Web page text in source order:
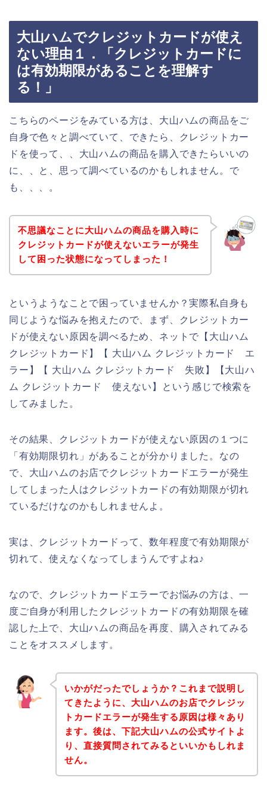
大山ハムでクレジットカードが使え
ない理由１．「クレジットカードに
は有効期限があることを理解す
る！」
こちらのページをみている方は、大山ハムの商品をご
自身で色々と調べていて、できたら、クレジットカー
ドを使って、、大山ハムの商品を購入できたらいいの
に、、と、思って調べているのかもしれません。で
も、、、。
不思議なことに大山ハムの商品を購入時に
クレジットカードが使えないエラーが発生
して困った状態になってしまった！
というようなことで困っていませんか？実際私自身も
同じような悩みを抱えたので、まず、クレジットカー
ドが使えない原因を調べるため、ネットで【大山ハム
クレジットカード】【 大山ハム クレジットカード エ
ラー】【 大山ハム クレジットカード 失敗】【大山ハ
ム クレジットカード 使えない】という感じで検索を
してみました。
その結果、クレジットカードが使えない原因の１つに
「有効期限切れ」があることが分かりました。なの
で、大山ハムのお店でクレジットカードエラーが発生
してしまった人はクレジットカードの有効期限が切れ
ているだけなのかもしれませんよ。
実は、クレジットカードって、数年程度で有効期限が
切れて、使えなくなってしまうんですよね♪
なので、クレジットカードエラーでお悩みの方は、一
度ご自身が利用したクレジットカードの有効期限を確
認した上で、大山ハムの商品を再度、購入されてみる
ことをオススメします。
いかがだったでしょうか？これまで説明し
てきたように、大山ハムのお店でクレジッ
トカードエラーが発生する原因は様々あり
ます。後は、下記大山ハムの公式サイトよ
り、直接質問されてみるといいかもしれま
せん。